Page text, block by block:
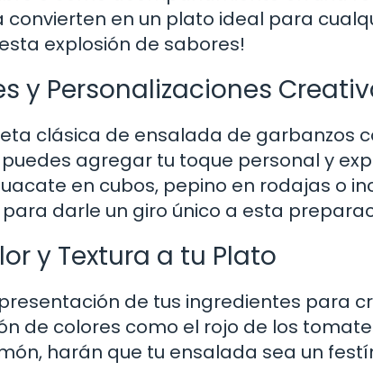
en un plato ideal para
explosión de sabores!
y Personalizaciones
clásica de ensalada de garbanzos
agregar tu toque personal y
en cubos, pepino en rodajas o
darle un giro único a esta
y Textura a tu Plato
de tus ingredientes para
de colores como el rojo de los
harán que tu ensalada sea un